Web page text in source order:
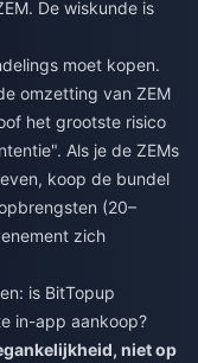
De wiskunde is
moet kopen.
omzetting van ZEM
het grootste risico
Als je de ZEMs
koop de bundel
(20–
zich
is BitTopup
in-app aankoop?
niet op